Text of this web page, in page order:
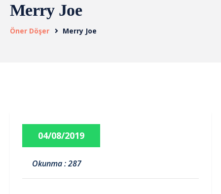
Merry Joe
Öner Döşer Merry Joe
04/08/2019
Okunma : 287